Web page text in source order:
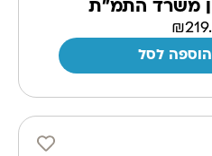
משרד התמ"ת
₪
הוספה לסל